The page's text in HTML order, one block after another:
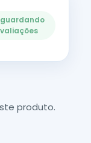
produto.